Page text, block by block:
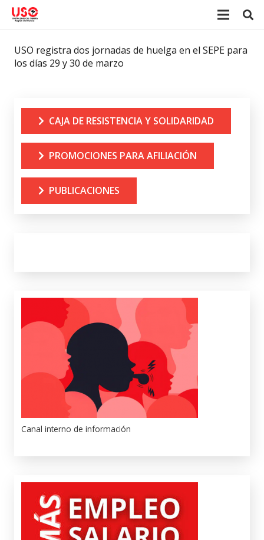
USO registra dos jornadas de huelga en el SEPE para
los días 29 y 30 de marzo
CAJA DE RESISTENCIA Y SOLIDARIDAD
PROMOCIONES PARA AFILIACIÓN
PUBLICACIONES
Canal interno de información